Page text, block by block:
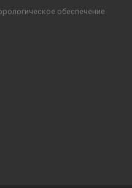
обеспечение